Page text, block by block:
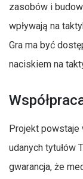
zasobów i
wpływają na
Gra ma być
naciskiem na
Projekt powstaje
udanych tytułów
gwarancja, że